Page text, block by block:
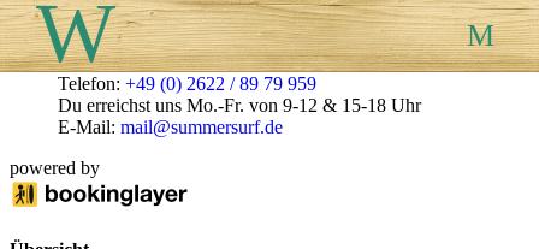
SURFCAMP
Summersurf
Telefon: +49 (0) 2622 / 89 79 959
Du erreichst uns Mo.-Fr. von 9-12 & 15-18 Uhr
E-Mail: mail@summersurf.de
powered by